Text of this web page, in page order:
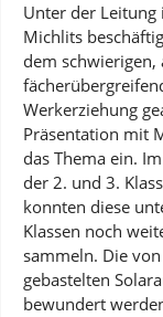
Unter der
Michlits
dem schwierigen,
Werkerziehung
Präsentation mit
das Thema ein.
der 2. und 3.
konnten diese
Klassen noch
sammeln. Die
gebastelten
bewundert